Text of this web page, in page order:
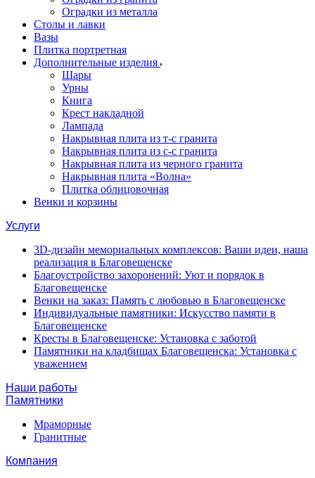
Оградки из металла
Столы и лавки
Вазы
Плитка портретная
Дополнительные изделия
Шары
Урны
Книга
Крест накладной
Лампада
Накрывная плита из т-с гранита
Накрывная плита из с-с гранита
Накрывная плита из черного гранита
Накрывная плита «Волна»
Плитка облицовочная
Венки и корзины
Услуги
3D-дизайн мемориальных комплексов: Ваши идеи, наша
реализация в Благовещенске
Благоустройство захоронений: Уют и порядок в
Благовещенске
Венки на заказ: Память с любовью в Благовещенске
Индивидуальные памятники: Искусство памяти в
Благовещенске
Кресты в Благовещенске: Установка с заботой
Памятники на кладбищах Благовещенска: Установка с
уважением
Наши работы
Памятники
Мраморные
Гранитные
Компания